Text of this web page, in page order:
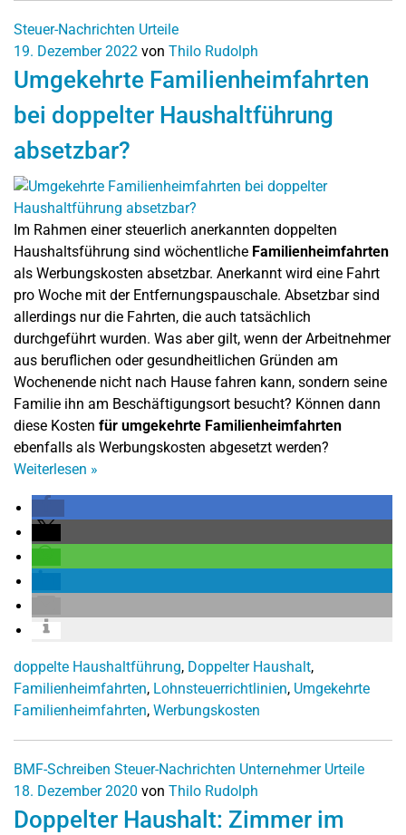
Steuer-Nachrichten Urteile
19. Dezember 2022 von Thilo Rudolph
Umgekehrte Familienheimfahrten
bei doppelter Haushaltführung
absetzbar?
Im Rahmen einer steuerlich anerkannten doppelten
Haushaltsführung sind wöchentliche Familienheimfahrten
als Werbungskosten absetzbar. Anerkannt wird eine Fahrt
pro Woche mit der Entfernungspauschale. Absetzbar sind
allerdings nur die Fahrten, die auch tatsächlich
durchgeführt wurden. Was aber gilt, wenn der Arbeitnehmer
aus beruflichen oder gesundheitlichen Gründen am
Wochenende nicht nach Hause fahren kann, sondern seine
Familie ihn am Beschäftigungsort besucht? Können dann
diese Kosten für umgekehrte Familienheimfahrten
ebenfalls als Werbungskosten abgesetzt werden?
Weiterlesen »
doppelte Haushaltführung, Doppelter Haushalt,
Familienheimfahrten, Lohnsteuerrichtlinien, Umgekehrte
Familienheimfahrten, Werbungskosten
BMF-Schreiben Steuer-Nachrichten Unternehmer Urteile
18. Dezember 2020 von Thilo Rudolph
Doppelter Haushalt: Zimmer im